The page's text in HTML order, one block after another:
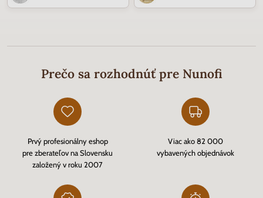
Prečo sa rozhodnúť pre Nunofi
Prvý profesionálny eshop
pre zberateľov na Slovensku
založený v roku 2007
Viac ako 82 000
vybavených objednávok